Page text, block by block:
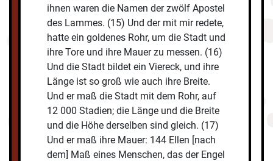
ihnen waren die Namen der zwölf Apostel
des Lammes. (15) Und der mit mir redete,
hatte ein goldenes Rohr, um die Stadt und
ihre Tore und ihre Mauer zu messen. (16)
Und die Stadt bildet ein Viereck, und ihre
Länge ist so groß wie auch ihre Breite.
Und er maß die Stadt mit dem Rohr, auf
12 000 Stadien; die Länge und die Breite
und die Höhe derselben sind gleich. (17)
Und er maß ihre Mauer: 144 Ellen [nach
dem] Maß eines Menschen, das der Engel